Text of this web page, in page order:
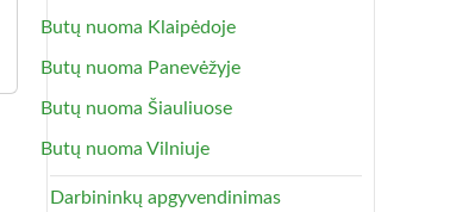
Butų nuoma Klaipėdoje
Butų nuoma Panevėžyje
Butų nuoma Šiauliuose
Butų nuoma Vilniuje
Darbininkų apgyvendinimas